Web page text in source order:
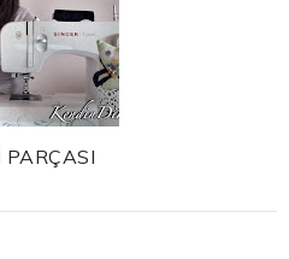
PARÇASI